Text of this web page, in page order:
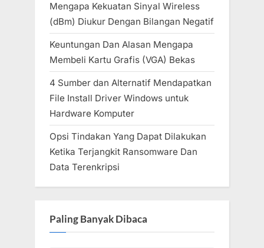
Mengapa Kekuatan Sinyal Wireless
(dBm) Diukur Dengan Bilangan Negatif
Keuntungan Dan Alasan Mengapa
Membeli Kartu Grafis (VGA) Bekas
4 Sumber dan Alternatif Mendapatkan
File Install Driver Windows untuk
Hardware Komputer
Opsi Tindakan Yang Dapat Dilakukan
Ketika Terjangkit Ransomware Dan
Data Terenkripsi
Paling Banyak Dibaca